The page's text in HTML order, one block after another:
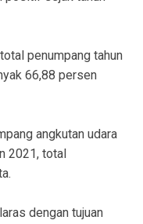
penumpang tahun
66,88 persen
angkutan udara
2021, total
dengan tujuan